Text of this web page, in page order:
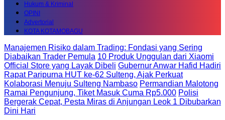
Hukum & Kriminal
OPINI
Advertorial
KOTA KOTAMOBAGU
Manajemen Risiko dalam Trading: Fondasi yang Sering
Diabaikan Trader Pemula 10 Produk Unggulan dari Xiaomi
Official Store yang Layak Dibeli Gubernur Anwar Hafid Hadiri
Rapat Paripurna HUT ke-62 Sulteng, Ajak Perkuat
Kolaborasi Menuju Sulteng Nambaso Permandian Malotong
Ramai Pengunjung, Tiket Masuk Cuma Rp5.000 Polisi
Bergerak Cepat, Pesta Miras di Anjungan Leok 1 Dibubarkan
Dini Hari